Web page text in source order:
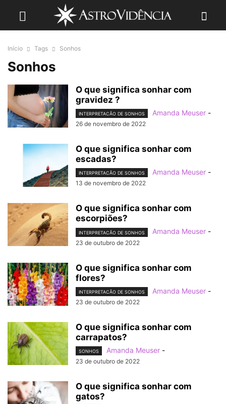
Início Tags Sonhos
Sonhos
O que significa sonhar com
gravidez ?
INTERPRETACÃO DE SONHOS Amanda Meuser -
26 de novembro de 2022
O que significa sonhar com
escadas?
INTERPRETACÃO DE SONHOS Amanda Meuser -
13 de novembro de 2022
O que significa sonhar com
escorpiões?
INTERPRETACÃO DE SONHOS Amanda Meuser -
23 de outubro de 2022
O que significa sonhar com
flores?
INTERPRETACÃO DE SONHOS Amanda Meuser -
23 de outubro de 2022
O que significa sonhar com
carrapatos?
SONHOS Amanda Meuser -
23 de outubro de 2022
O que significa sonhar com
gatos?